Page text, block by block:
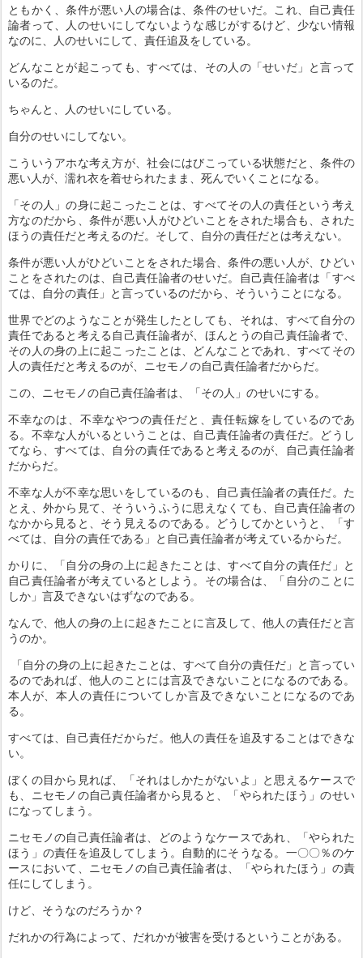
ともかく、条件が悪い人の場合は、条件のせいだ。これ、自己責任
論者って、人のせいにしてないような感じがするけど、少ない情報
なのに、人のせいにして、責任追及をしている。
どんなことが起こっても、すべては、その人の「せいだ」と言って
いるのだ。
ちゃんと、人のせいにしている。
自分のせいにしてない。
こういうアホな考え方が、社会にはびこっている状態だと、条件の
悪い人が、濡れ衣を着せられたまま、死んでいくことになる。
「その人」の身に起こったことは、すべてその人の責任という考え
方なのだから、条件が悪い人がひどいことをされた場合も、された
ほうの責任だと考えるのだ。そして、自分の責任だとは考えない。
条件が悪い人がひどいことをされた場合、条件の悪い人が、ひどい
ことをされたのは、自己責任論者のせいだ。自己責任論者は「すべ
ては、自分の責任」と言っているのだから、そういうことになる。
世界でどのようなことが発生したとしても、それは、すべて自分の
責任であると考える自己責任論者が、ほんとうの自己責任論者で、
その人の身の上に起こったことは、どんなことであれ、すべてその
人の責任だと考えるのが、ニセモノの自己責任論者だからだ。
この、ニセモノの自己責任論者は、「その人」のせいにする。
不幸なのは、不幸なやつの責任だと、責任転嫁をしているのであ
る。不幸な人がいるということは、自己責任論者の責任だ。どうし
てなら、すべては、自分の責任であると考えるのが、自己責任論者
だからだ。
不幸な人が不幸な思いをしているのも、自己責任論者の責任だ。た
とえ、外から見て、そういうふうに思えなくても、自己責任論者の
なかから見ると、そう見えるのである。どうしてかというと、「す
べては、自分の責任である」と自己責任論者が考えているからだ。
かりに、「自分の身の上に起きたことは、すべて自分の責任だ」と
自己責任論者が考えているとしよう。その場合は、「自分のことに
しか」言及できないはずなのである。
なんで、他人の身の上に起きたことに言及して、他人の責任だと言
うのか。
「自分の身の上に起きたことは、すべて自分の責任だ」と言ってい
るのであれば、他人のことには言及できないことになるのである。
本人が、本人の責任についてしか言及できないことになるのであ
る。
すべては、自己責任だからだ。他人の責任を追及することはできな
い。
ぼくの目から見れば、「それはしかたがないよ」と思えるケースで
も、ニセモノの自己責任論者から見ると、「やられたほう」のせい
になってしまう。
ニセモノの自己責任論者は、どのようなケースであれ、「やられた
ほう」の責任を追及してしまう。自動的にそうなる。一〇〇％のケ
ースにおいて、ニセモノの自己責任論者は、「やられたほう」の責
任にしてしまう。
けど、そうなのだろうか？
だれかの行為によって、だれかが被害を受けるということがある。